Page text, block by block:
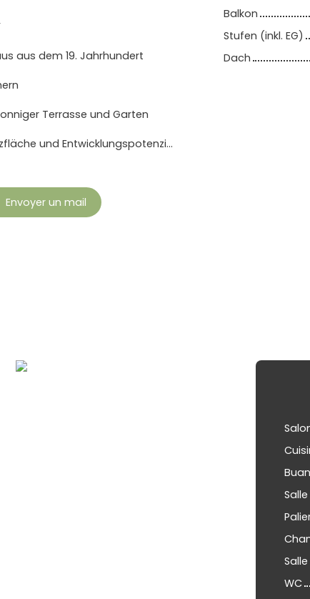
aus dem 19. Jahrhundert
Terrasse und Garten
Angrenzende Scheune mit ca. 70 m² Nutzfläche und Entwicklungspotenzial
Envoyer un mail
Balkon
Stufen (inkl. EG)
Dach
WC